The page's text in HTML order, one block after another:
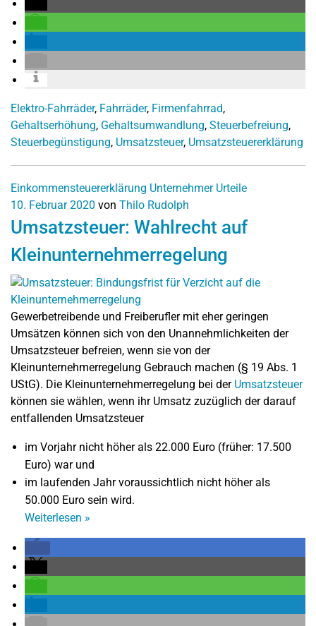
Elektro-Fahrräder, Fahrräder, Firmenfahrrad,
Gehaltserhöhung, Gehaltsumwandlung, Steuerbefreiung,
Steuerbegünstigung, Umsatzsteuer, Umsatzsteuererklärung
Einkommensteuererklärung Unternehmer Urteile
10. Februar 2020 von Thilo Rudolph
Umsatzsteuer: Wahlrecht auf
Kleinunternehmerregelung
Gewerbetreibende und Freiberufler mit eher geringen
Umsätzen können sich von den Unannehmlichkeiten der
Umsatzsteuer befreien, wenn sie von der
Kleinunternehmerregelung Gebrauch machen (§ 19 Abs. 1
UStG). Die Kleinunternehmerregelung bei der Umsatzsteuer
können sie wählen, wenn ihr Umsatz zuzüglich der darauf
entfallenden Umsatzsteuer
im Vorjahr nicht höher als 22.000 Euro (früher: 17.500
Euro) war und
im laufenden Jahr voraussichtlich nicht höher als
50.000 Euro sein wird.
Weiterlesen »